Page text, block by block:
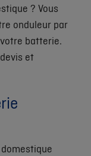
? Vous
onduleur par
batterie.
et